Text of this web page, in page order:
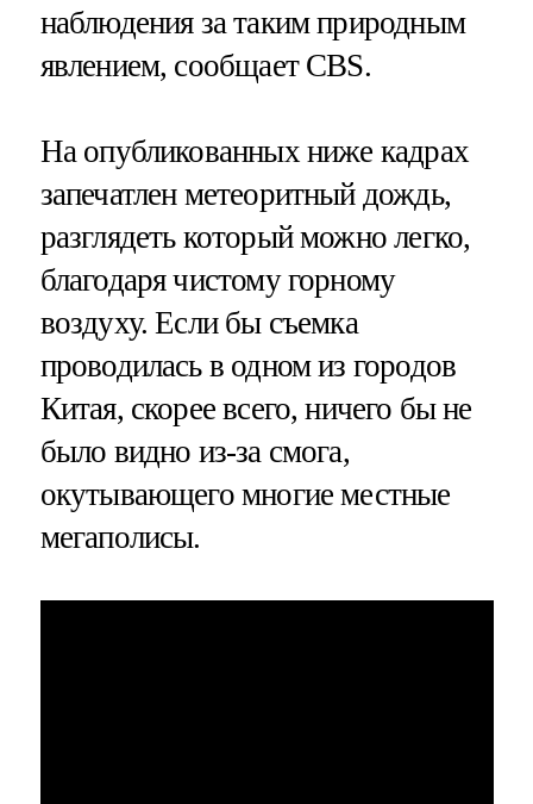
наблюдения за таким природным
явлением, сообщает CBS.
На опубликованных ниже кадрах
запечатлен метеоритный дождь,
разглядеть который можно легко,
благодаря чистому горному
воздуху. Если бы съемка
проводилась в одном из городов
Китая, скорее всего, ничего бы не
было видно из-за смога,
окутывающего многие местные
мегаполисы.